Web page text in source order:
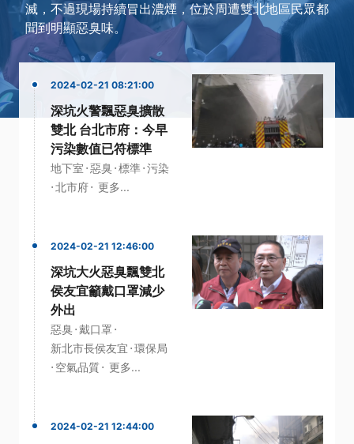
滅，不過現場持續冒出濃煙，位於周遭雙北地區民眾都
聞到明顯惡臭味。
2024-02-21 08:21:00
深坑火警飄惡臭擴散
雙北 台北市府：今早
污染數值已符標準
地下室 ·惡臭 ·標準·污染
·北市府· 更多...
2024-02-21 12:46:00
深坑大火惡臭飄雙北
侯友宜籲戴口罩減少
外出
惡臭 ·戴口罩 ·
新北市長侯友宜 ·環保局
· 空氣品質· 更多...
2024-02-21 12:44:00